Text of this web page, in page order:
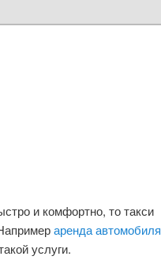
и комфортно, то такси
аренда автомобиля
услуги.